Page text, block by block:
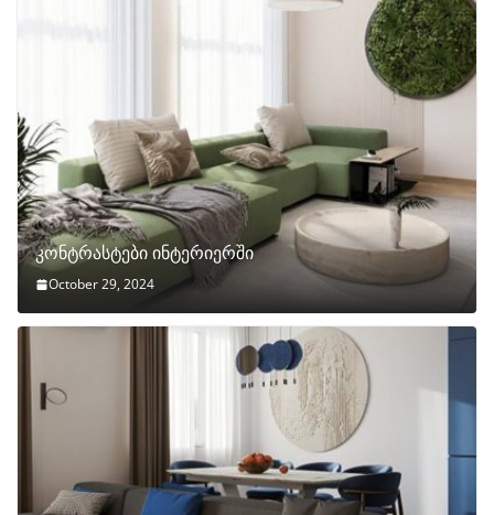
კონტრასტები ინტერიერში
October 29, 2024